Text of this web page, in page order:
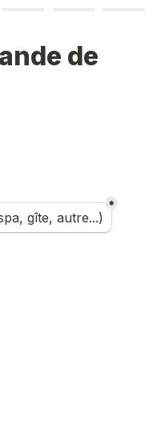
de
gîte, autre...)
*